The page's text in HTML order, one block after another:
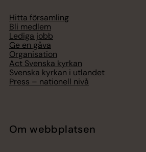
Hitta församling
Bli medlem
Lediga jobb
Ge en gåva
Organisation
Act Svenska kyrkan
Svenska kyrkan i utlandet
Press – nationell nivå
Om webbplatsen